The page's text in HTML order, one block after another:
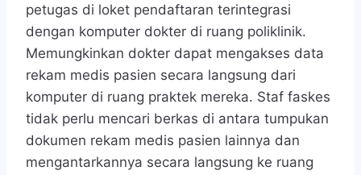
petugas di loket pendaftaran terintegrasi
dengan komputer dokter di ruang poliklinik.
Memungkinkan dokter dapat mengakses data
rekam medis pasien secara langsung dari
komputer di ruang praktek mereka. Staf faskes
tidak perlu mencari berkas di antara tumpukan
dokumen rekam medis pasien lainnya dan
mengantarkannya secara langsung ke ruang